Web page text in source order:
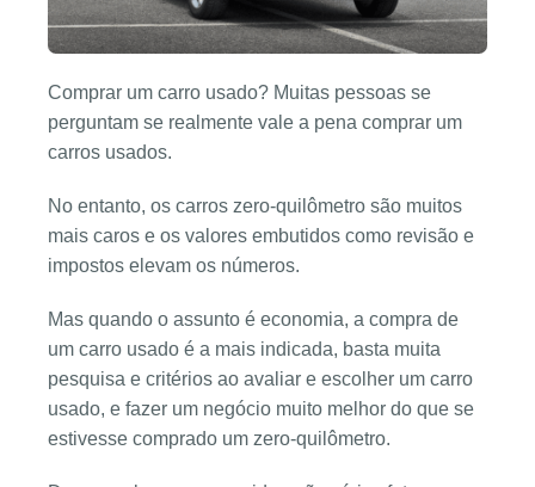
Comprar um carro usado? Muitas pessoas se
perguntam se realmente vale a pena comprar um
carros usados.
No entanto, os carros zero-quilômetro são muitos
mais caros e os valores embutidos como revisão e
impostos elevam os números.
Mas quando o assunto é economia, a compra de
um carro usado é a mais indicada, basta muita
pesquisa e critérios ao avaliar e escolher um carro
usado, e fazer um negócio muito melhor do que se
estivesse comprado um zero-quilômetro.